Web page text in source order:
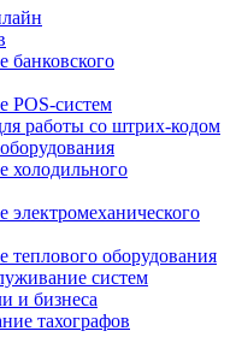
банковского
POS-систем
работы со штрих-кодом
холодильного
оборудования
систем
и бизнеса
тахографов